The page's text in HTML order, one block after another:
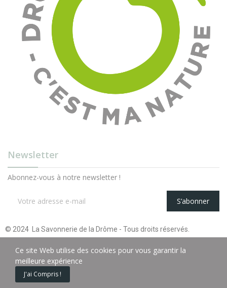
Newsletter
Abonnez-vous à notre newsletter !
S’abonner
© 2024 La Savonnerie de la Drôme - Tous droits réservés.
Ce site Web utilise des cookies pour vous garantir la
meilleure expérience
J'ai Compris !